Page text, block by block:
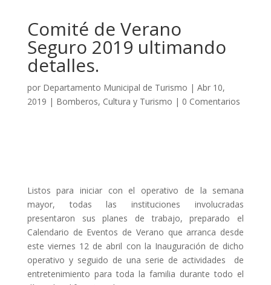
Comité de Verano
Seguro 2019 ultimando
detalles.
por Departamento Municipal de Turismo | Abr 10,
2019 | Bomberos, Cultura y Turismo | 0 Comentarios
Listos para iniciar con el operativo de la semana
mayor, todas las instituciones involucradas
presentaron sus planes de trabajo, preparado el
Calendario de Eventos de Verano que arranca desde
este viernes 12 de abril con la Inauguración de dicho
operativo y seguido de una serie de actividades de
entretenimiento para toda la familia durante todo el